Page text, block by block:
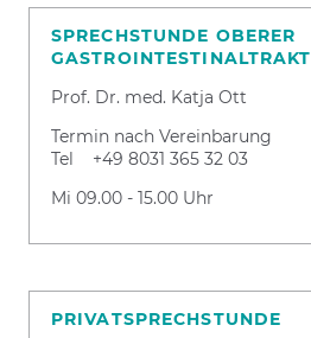
SPRECHSTUNDE OBERER
GASTROINTESTINALTRAKT
Prof. Dr. med. Katja Ott
Termin nach Vereinbarung
Tel +49 8031 365 32 03
Mi 09.00 - 15.00 Uhr
PRIVATSPRECHSTUNDE